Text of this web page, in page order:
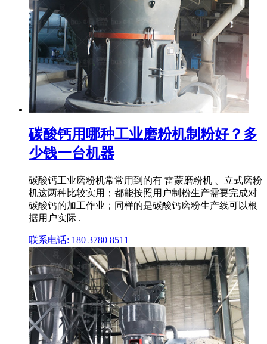
碳酸钙用哪种工业磨粉机制粉好？多
少钱一台机器
碳酸钙工业磨粉机常常用到的有 雷蒙磨粉机 、立式磨粉
机这两种比较实用；都能按照用户制粉生产需要完成对
碳酸钙的加工作业；同样的是碳酸钙磨粉生产线可以根
据用户实际 .
联系电话: 180 3780 8511